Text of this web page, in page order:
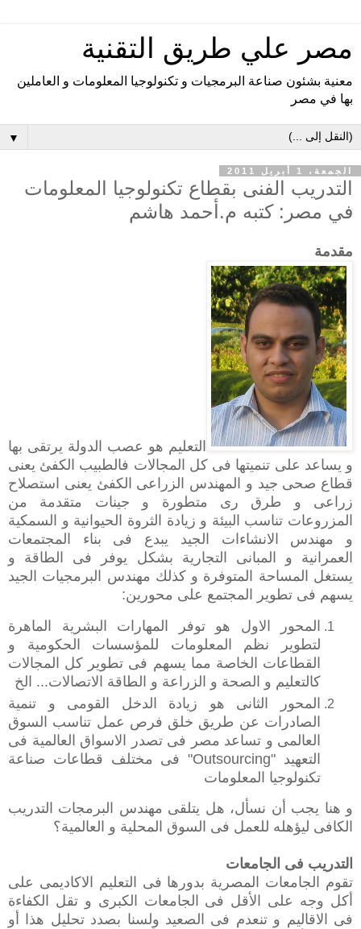
مصر علي طريق التقنية
معنية بشئون صناعة البرمجيات و تكنولوجيا المعلومات و العاملين
بها في مصر
▼
الجمعة، 1 أبريل 2011
‫التدريب الفنى بقطاع تكنولوجيا المعلومات
في مصر‬: كتبه م.أحمد هاشم
مقدمة‬
‫التعليم هو عصب الدولة يرتقى بها
و يساعد على تنميتها فى كل المجالات فالطبيب الكفئ يعنى
قطاع صحى جيد و المهندس الزراعى الكفئ يعنى استصلاح
زراعى و طرق رى متطورة و جينات متقدمة من
المزروعات تناسب البيئة و زيادة الثروة الحيوانية و السمكية
و مهندس الانشاءات الجيد يبدع فى بناء المجتمعات
العمرانية و المبانى التجارية بشكل يوفر فى الطاقة و
يستغل المساحة المتوفرة و كذلك مهندس البرمجيات الجيد
يسهم فى تطوير المجتمع على محورين:‬
‫المحور الاول هو توفر المهارات البشرية الماهرة
لتطوير نظم المعلومات للمؤسسات الحكومية و
القطاعات الخاصة مما يسهم فى تطوير كل المجالات
كالتعليم و الصحة و الزراعة و الطاقة الاتصالات... الخ‬
المحور الثانى هو زيادة الدخل القومى و تنمية
الصادرات عن طريق خلق فرص عمل تناسب السوق
العالمى و تساعد مصر فى تصدر الاسواق العالمية فى
التعهيد "Outsourcing" فى مختلف قطاعات صناعة
تكنولوجيا المعلومات‬
‫و هنا يجب أن نسأل، هل يتلقى مهندس البرمجات التدريب
الكافى ليؤهله للعمل فى السوق المحلية و العالمية؟‬
‫التدريب فى الجامعات‬
‫تقوم الجامعات المصرية بدورها فى التعليم الاكاديمى على
أكل وجه على الأقل فى الجامعات الكبرى و تقل الكفاءة
فى الاقاليم و تنعدم فى الصعيد ولسنا بصدد تحليل هذا أو